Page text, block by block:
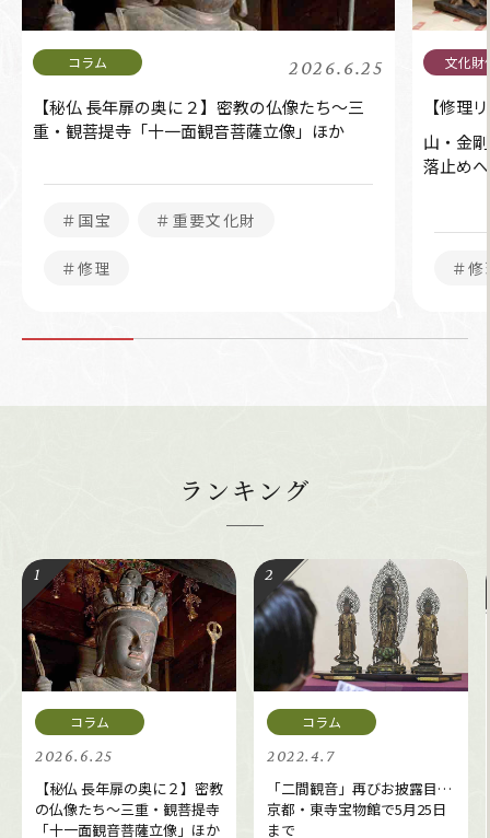
2026.6.25
【秘仏 長年扉の奥に２】密教の仏像たち～三
重・観菩提寺「十一面観音菩薩立像」ほか
＃国宝 ＃重要文化財
＃修理
【修理
山・金
落止めへ
＃修
ランキング
2026.6.25
【秘仏 長年扉の奥に２】密教
の仏像たち～三重・観菩提寺
「十一面観音菩薩立像」ほか
2022.4.7
「二間観音」再びお披露目…
京都・東寺宝物館で5月25日
まで